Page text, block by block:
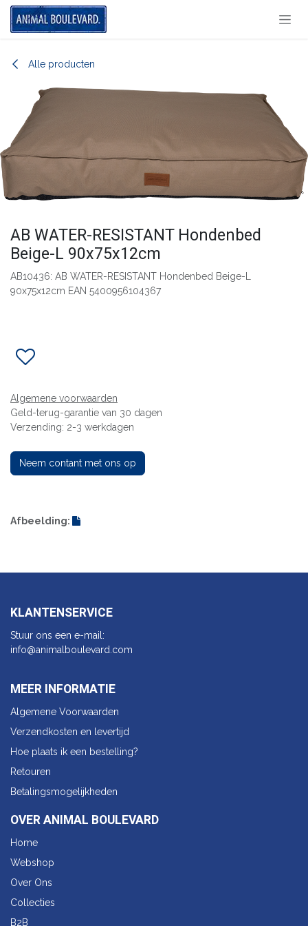
Overslaan naar inhoud
Alle producten
AB WATER-RESISTANT Hondenbed
Beige-L 90x75x12cm
AB10436: AB WATER-RESISTANT Hondenbed Beige-L
90x75x12cm EAN 5400956104367
Algemene voorwaarden
Geld-terug-garantie van 30 dagen
Verzending: 2-3 werkdagen
Neem contant met ons op
Afbeelding:
KLANTENSERVICE
Stuur ons een e-mail:
info@animalbo​ulevard.com
MEER INFORMATIE
Algemene Voorwaarden
Verzendkosten en levertijd
Hoe plaats ik een bestelling?
Retouren
Betalingsmogelijkheden
OVER ANIMAL BOULEVARD
Home
Webshop
Over Ons
Collecties
B2B